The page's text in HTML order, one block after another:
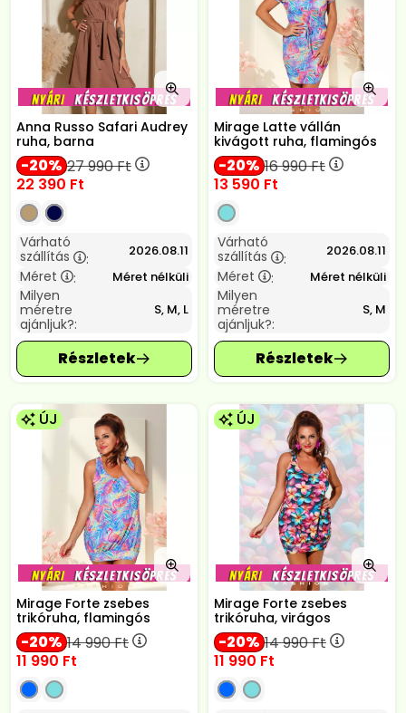
Anna Russo Safari Audrey
ruha, barna
20 27 990Ft
22 390 Ft
Várható
szállítás
: 2026.08.11
Méret : Méret nélküli
Milyen
méretre
ajánljuk?:
S, M, L
Mirage Latte vállán
kivágott ruha, flamingós
20 16 990Ft
13 590 Ft
Várható
szállítás
: 2026.08.11
Méret : Méret nélküli
Milyen
méretre
ajánljuk?:
S, M
ÚJ
Mirage Forte zsebes
trikóruha, flamingós
20 14 990Ft
11 990 Ft
ÚJ
Mirage Forte zsebes
trikóruha, virágos
20 14 990Ft
11 990 Ft